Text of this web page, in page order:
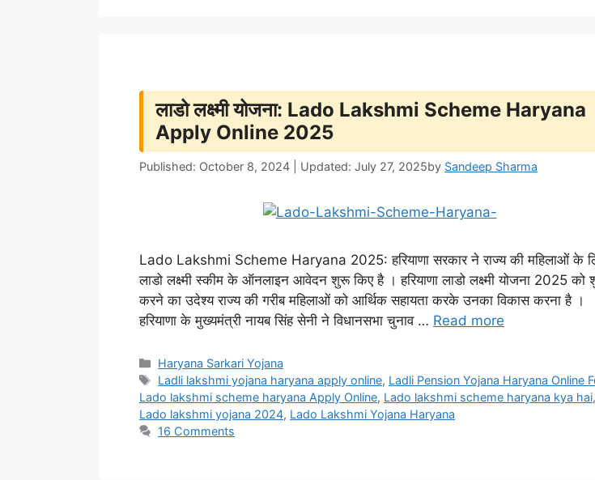
लाडो लक्ष्मी योजना: Lado Lakshmi Scheme Haryana
Apply Online 2025
Published: October 8, 2024 | Updated: July 27, 2025by Sandeep Sharma
Lado Lakshmi Scheme Haryana 2025: हरियाणा सरकार ने राज्य की महिलाओं के
लाडो लक्ष्मी स्कीम के ऑनलाइन आवेदन शुरू किए है । हरियाणा लाडो लक्ष्मी योजना 2025 को
करने का उदेश्य राज्य की गरीब महिलाओं को आर्थिक सहायता करके उनका विकास करना है ।
हरियाणा के मुख्यमंत्री नायब सिंह सेनी ने विधानसभा चुनाव … Read more
Categories
Haryana Sarkari Yojana
Tags
Ladli lakshmi yojana haryana apply online, Ladli Pension Yojana Haryana Online
Lado lakshmi scheme haryana Apply Online, Lado lakshmi scheme haryana kya hai,
Lado lakshmi yojana 2024, Lado Lakshmi Yojana Haryana
16 Comments